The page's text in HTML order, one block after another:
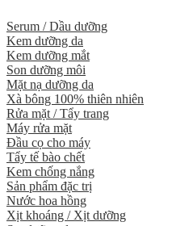
Serum / Dầu dưỡng
Kem dưỡng da
Kem dưỡng mắt
Son dưỡng môi
Mặt nạ dưỡng da
Xà bông 100% thiên nhiên
Rửa mặt / Tẩy trang
Máy rửa mặt
Đầu cọ cho máy
Tẩy tế bào chết
Kem chống nắng
Sản phẩm đặc trị
Nước hoa hồng
Xịt khoáng / Xịt dưỡng